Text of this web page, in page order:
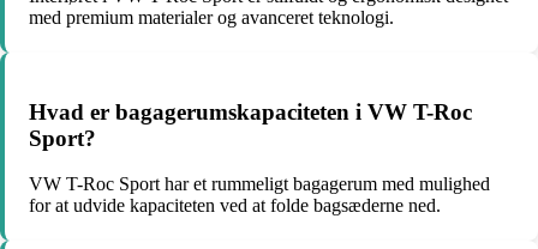
med premium materialer og avanceret teknologi.
Hvad er bagagerumskapaciteten i VW T-Roc
Sport?
VW T-Roc Sport har et rummeligt bagagerum med mulighed
for at udvide kapaciteten ved at folde bagsæderne ned.